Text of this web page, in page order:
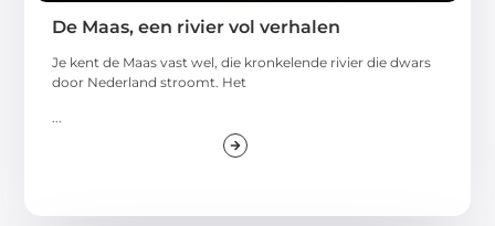
De Maas, een rivier vol verhalen
Je kent de Maas vast wel, die kronkelende rivier die dwars
door Nederland stroomt. Het
...